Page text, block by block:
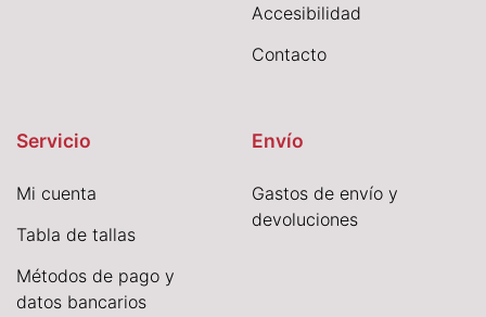
Accesibilidad
Contacto
Servicio
Mi cuenta
Tabla de tallas
Métodos de pago y
datos bancarios
Envío
Gastos de envío y
devoluciones